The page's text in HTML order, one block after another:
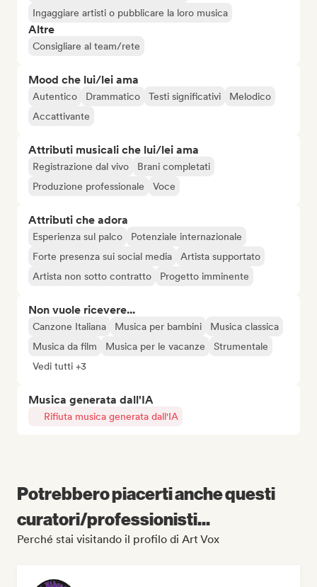
Ingaggiare artisti o pubblicare la loro musica
Altre
Consigliare al team/rete
Mood che lui/lei ama
Autentico Drammatico Testi significativi
Melodico
Accattivante
Attributi musicali che lui/lei ama
Registrazione dal vivo
Brani completati
Produzione professionale
Voce
Attributi che adora
Esperienza sul palco
Potenziale internazionale
Forte presenza sui social media
Artista supportato
Artista non sotto contratto
Progetto imminente
Non vuole ricevere...
Canzone Italiana Musica per bambini
Musica classica
Musica da film
Musica per le vacanze
Strumentale
Vedi tutti +3
Musica generata dall'IA
Rifiuta musica generata dall'IA
Potrebbero piacerti anche questi
curatori/professionisti...
Perché stai visitando il profilo di Art Vox